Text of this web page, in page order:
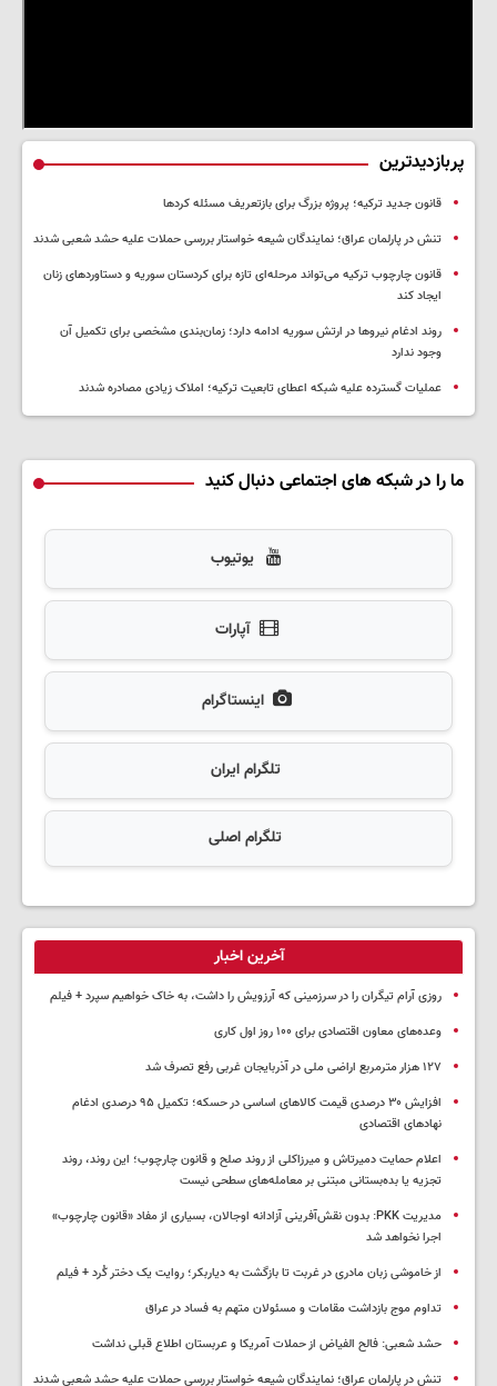
پربازدیدترین
قانون جدید ترکیه؛ پروژه بزرگ‌ برای بازتعریف مسئله کردها
تنش در پارلمان عراق؛ نمایندگان شیعه خواستار بررسی حملات علیه حشد شعبی شدند
قانون چارچوب ترکیه می‌تواند مرحله‌ای تازه برای کردستان سوریه و دستاوردهای زنان
ایجاد کند
روند ادغام نیروها در ارتش سوریه ادامه دارد؛ زمان‌بندی مشخصی برای تکمیل آن
وجود ندارد
عملیات گسترده علیه شبکه اعطای تابعیت ترکیه؛ املاک زیادی مصادره شدند
ما را در شبکه های اجتماعی دنبال کنید
یوتیوب
آپارات
اینستاگرام
تلگرام ایران
تلگرام اصلی
آخرین اخبار
روزی آرام تیگران را در سرزمینی که آرزویش را داشت، به خاک خواهیم سپرد + فیلم
وعده‌های معاون اقتصادی برای ۱۰۰ روز اول کاری
۱۲۷ هزار مترمربع اراضی ملی در آذربایجان غربی رفع تصرف شد
افزایش ۳۰ درصدی قیمت کالاهای اساسی در حسکه؛ تکمیل ۹۵ درصدی ادغام
نهادهای اقتصادی
اعلام حمایت دمیرتاش و میرزاکلی از روند صلح و قانون چارچوب؛ این روند، روند
تجزیه یا بده‌بستانی مبتنی بر معامله‌های سطحی نیست
مدیریت PKK: بدون نقش‌آفرینی آزادانه اوجالان، بسیاری از مفاد «قانون چارچوب»
اجرا نخواهد شد
از خاموشی زبان مادری در غربت تا بازگشت به دیاربکر؛ روایت یک دختر کُرد + فیلم
تداوم موج بازداشت مقامات و مسئولان متهم به فساد در عراق
حشد شعبی: فالح الفیاض از حملات آمریکا و عربستان اطلاع قبلی نداشت
تنش در پارلمان عراق؛ نمایندگان شیعه خواستار بررسی حملات علیه حشد شعبی شدند